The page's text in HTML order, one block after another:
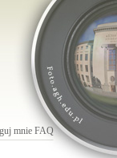
mnie FAQ